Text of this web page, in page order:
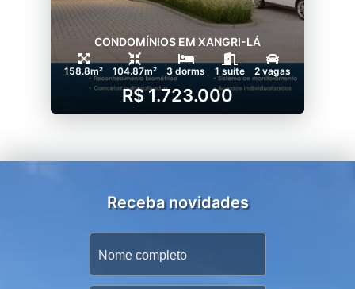
CONDOMÍNIOS EM XANGRI-LÁ
158.8m² 104.87m² 3 dorms 1 suíte 2 vagas
R$ 1.723.000
Receba novidades